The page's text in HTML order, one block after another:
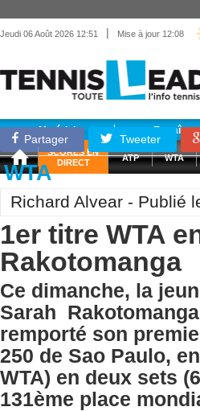
Jeudi 06 Août 2026 12:51 | Mise à jour 12:08
Matériel
SCORES EN
DIRECT
ATP WTA
Partager Tweeter
WTA
Richard Alvear - Publié
1er titre WTA
Rakotomanga
Ce dimanche, la
Sarah
remporté son
250 de Sao Paulo,
WTA) en deux sets
131ème place